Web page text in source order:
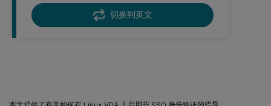
切换到英文